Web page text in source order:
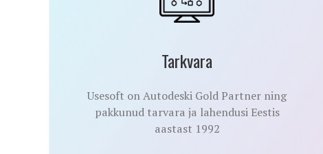
Tarkvara
Usesoft on Autodeski Gold Partner ning
pakkunud tarvara ja lahendusi Eestis
aastast 1992